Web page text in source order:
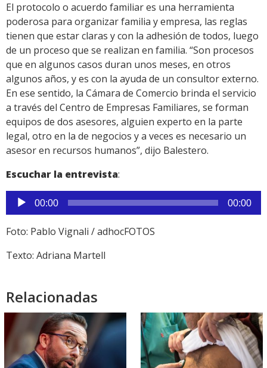
El protocolo o acuerdo familiar es una herramienta
poderosa para organizar familia y empresa, las reglas
tienen que estar claras y con la adhesión de todos, luego
de un proceso que se realizan en familia. “Son procesos
que en algunos casos duran unos meses, en otros
algunos años, y es con la ayuda de un consultor externo.
En ese sentido, la Cámara de Comercio brinda el servicio
a través del Centro de Empresas Familiares, se forman
equipos de dos asesores, alguien experto en la parte
legal, otro en la de negocios y a veces es necesario un
asesor en recursos humanos”, dijo Balestero.
Escuchar la entrevista:
Reproductor
de
audio
00:00 00:00
Foto: Pablo Vignali / adhocFOTOS
Texto: Adriana Martell
Relacionadas